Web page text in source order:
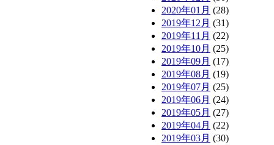
2020年01月 (28)
2019年12月 (31)
2019年11月 (22)
2019年10月 (25)
2019年09月 (17)
2019年08月 (19)
2019年07月 (25)
2019年06月 (24)
2019年05月 (27)
2019年04月 (22)
2019年03月 (30)